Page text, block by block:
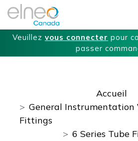
Veuillez vous connecter pour
passer
Accueil
General Instrumentation
Fittings
6 Series Tube